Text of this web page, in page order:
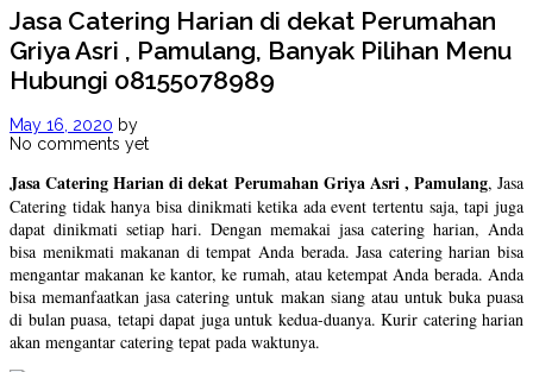
Jasa Catering Harian di dekat Perumahan
Griya Asri , Pamulang, Banyak Pilihan Menu
Hubungi 08155078989
May 16, 2020 by
No comments yet
Jasa Catering Harian di dekat Perumahan Griya Asri , Pamulang, Jasa
Catering tidak hanya bisa dinikmati ketika ada event tertentu saja, tapi juga
dapat dinikmati setiap hari. Dengan memakai jasa catering harian, Anda
bisa menikmati makanan di tempat Anda berada. Jasa catering harian bisa
mengantar makanan ke kantor, ke rumah, atau ketempat Anda berada. Anda
bisa memanfaatkan jasa catering untuk makan siang atau untuk buka puasa
di bulan puasa, tetapi dapat juga untuk kedua-duanya. Kurir catering harian
akan mengantar catering tepat pada waktunya.